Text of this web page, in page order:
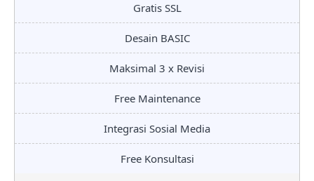
Gratis SSL
Desain BASIC
Maksimal 3 x Revisi
Free Maintenance
Integrasi Sosial Media
Free Konsultasi